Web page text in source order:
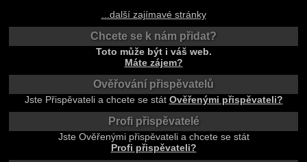
...další zajímavé stránky
Chcete se k nám přidat?
Toto může být i váš web.
Máte zájem?
Ověřování přispěvatelů
Jste Přispěvateli a chcete se stát Ověřenými přispěvateli?
Profi přispěvatelé
Jste Ověřenými přispěvateli a chcete se stát
Profi přispěvateli?